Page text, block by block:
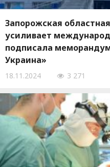
Запорожская
усиливает
подписала
Украина»
18.11.2024 3 271